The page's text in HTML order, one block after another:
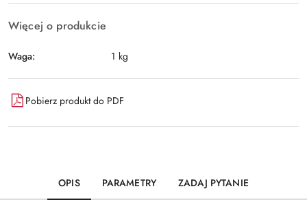
Więcej o produkcie
Waga: 1 kg
Pobierz produkt do PDF
OPIS PARAMETRY ZADAJ PYTANIE